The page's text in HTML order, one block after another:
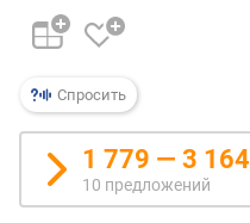
у
л
р
н
с
Спросить
1 779 — 3 164
10 предложений